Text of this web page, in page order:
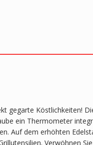
gegarte Köstlichkeiten!
ein Thermometer
Auf dem erhöhten
Verwöhnen